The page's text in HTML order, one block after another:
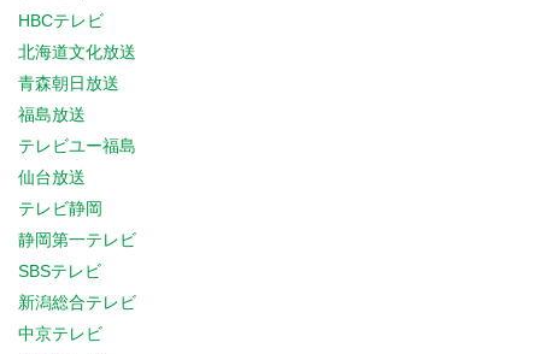
HBCテレビ
北海道文化放送
青森朝日放送
福島放送
テレビユー福島
仙台放送
テレビ静岡
静岡第一テレビ
SBSテレビ
新潟総合テレビ
中京テレビ